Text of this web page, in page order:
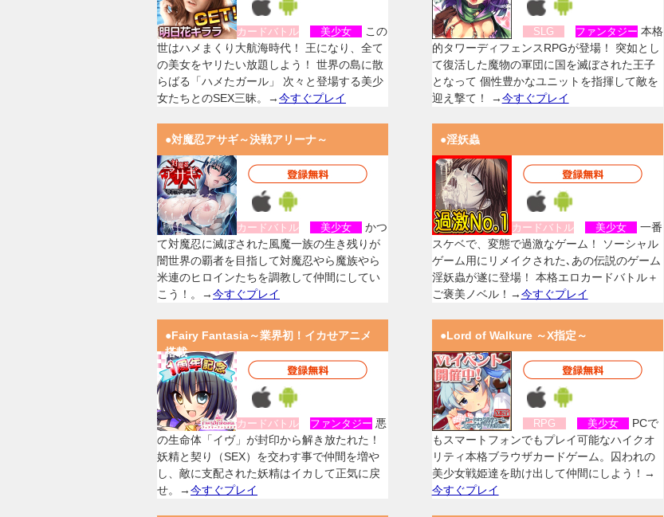
カードバトル 美少女
この
世はハメまくり大航海時代！ 王になり、全て
の美女をヤリたい放題しよう！ 世界の島に散
らばる「ハメたガール」 次々と登場する美少
女たちとのSEX三昧。→今すぐプレイ
SLG ファンタジー 本格
的タワーディフェンスRPGが登場！ 突如とし
て復活した魔物の軍団に国を滅ぼされた王子
となって 個性豊かなユニットを指揮して敵を
迎え撃て！ →今すぐプレイ
●対魔忍アサギ～決戦アリーナ～
カードバトル 美少女
かつ
て対魔忍に滅ぼされた風魔一族の生き残りが
闇世界の覇者を目指して対魔忍やら魔族やら
米連のヒロインたちを調教して仲間にしてい
こう！。→今すぐプレイ
●淫妖蟲
カードバトル 美少女
一番
スケベで、変態で過激なゲーム！ ソーシャル
ゲーム用にリメイクされた､あの伝説のゲーム
淫妖蟲が遂に登場！ 本格エロカードバトル＋
ご褒美ノベル！→今すぐプレイ
●Fairy Fantasia～業界初！イカせアニメ
搭載
カードバトル ファンタジー 悪
の生命体「イヴ」が封印から解き放たれた！
妖精と契り（SEX）を交わす事で仲間を増や
し、敵に支配された妖精はイカして正気に戻
せ。→今すぐプレイ
●Lord of Walkure ～X指定～
RPG 美少女
PCで
もスマートフォンでもプレイ可能なハイクオ
リティ本格ブラウザカードゲーム。囚われの
美少女戦姫達を助け出して仲間にしよう！→
今すぐプレイ